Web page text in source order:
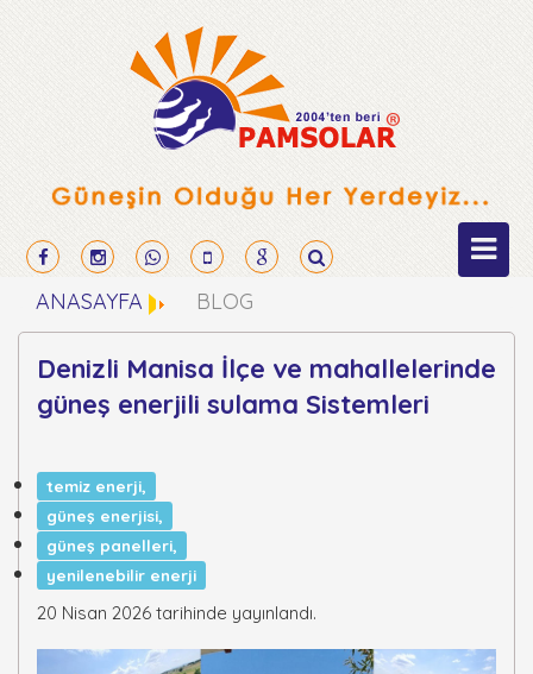
ANASAYFA BLOG
Denizli Manisa İlçe ve mahallelerinde
güneş enerjili sulama Sistemleri
temiz enerji,
güneş enerjisi,
güneş panelleri,
yenilenebilir enerji
20 Nisan 2026 tarihinde yayınlandı.